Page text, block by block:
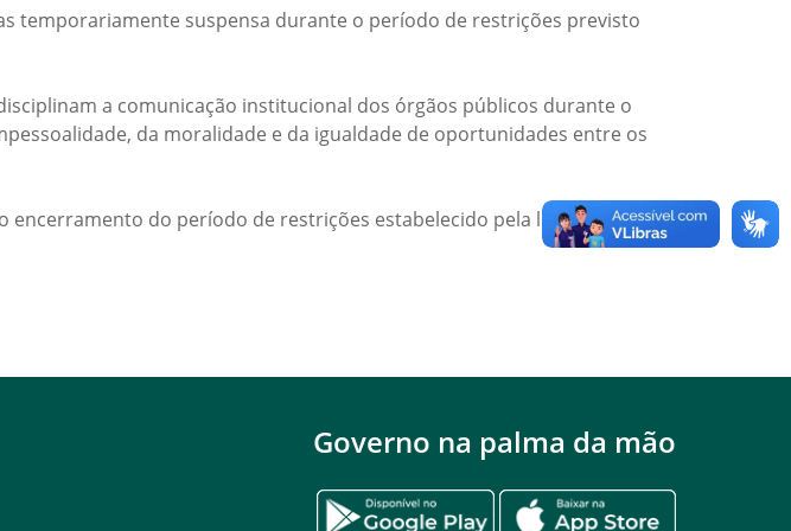
temporariamente suspensa durante o período de restrições previsto
a comunicação institucional dos órgãos públicos durante o
da moralidade e da igualdade de oportunidades entre os
do período de restrições estabelecido pela legislação
Governo na palma da mão